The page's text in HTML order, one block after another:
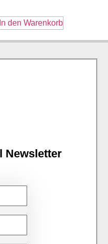
In den Warenkorb
Newsletter